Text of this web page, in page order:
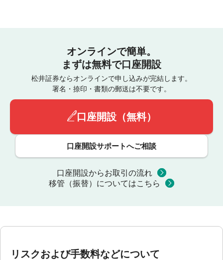
オンラインで簡単。
まずは無料で口座開設
松井証券ならオンラインで申し込みが完結します。
署名・捺印・書類の郵送は不要です。
口座開設（無料）
口座開設サポートへご相談
口座開設からお取引の流れ
移管（振替）についてはこちら
リスクおよび手数料などについて